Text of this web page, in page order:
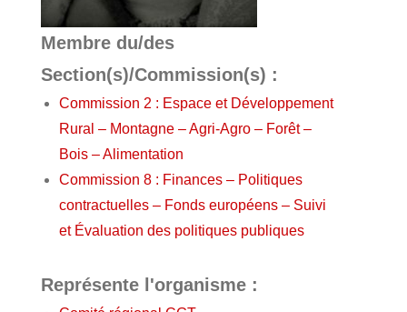
Membre du/des
Section(s)/Commission(s) :
Commission 2 : Espace et Développement
Rural – Montagne – Agri-Agro – Forêt –
Bois – Alimentation
Commission 8 : Finances – Politiques
contractuelles – Fonds européens – Suivi
et Évaluation des politiques publiques
Représente l'organisme :